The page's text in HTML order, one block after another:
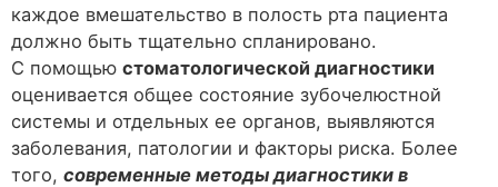
каждое вмешательство в полость рта пациента
должно быть тщательно спланировано.
С помощью стоматологической диагностики
оценивается общее состояние зубочелюстной
системы и отдельных ее органов, выявляются
заболевания, патологии и факторы риска. Более
того, современные методы диагностики в